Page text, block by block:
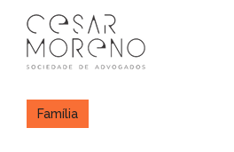
para
conteúdo
Família